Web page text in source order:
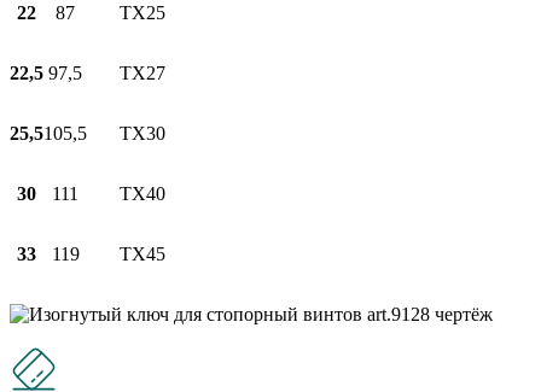
22 87 TX25
22,5 97,5 TX27
25,5105,5 TX30
30 111 TX40
33 119 TX45